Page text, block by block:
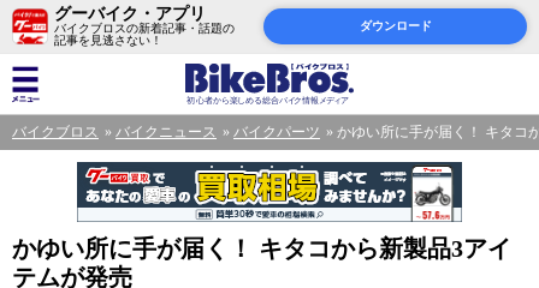
グーバイク・アプリ
バイクブロスの新着記事・話題の
記事を見逃さない！
ダウンロード
バイクブロス バイクニュース バイクパーツ かゆい所に手が届く！ キタコ
かゆい所に手が届く！ キタコから新製品3アイ
テムが発売